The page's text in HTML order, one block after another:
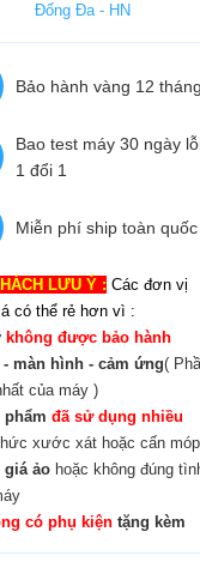
Đống Đa - HN
Bảo hành vàng 12 tháng
Bao test máy 30 ngày
1 đổi 1
Miễn phí ship toàn quốc
LƯU Ý : Các đơn vị
có thể rẻ hơn vì :
không được bảo hành
màn hình - cảm ứng(
của máy )
phẩm đã sử dụng nhiều
xước xát hoặc cấn móp
giá ảo hoặc không đúng
có phụ kiện tặng kèm